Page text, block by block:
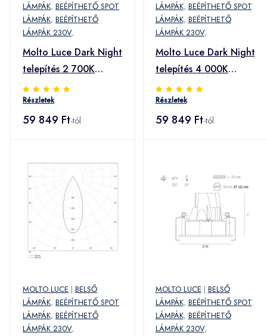
LÁMPÁK, BEÉPÍTHETŐ SPOT
LÁMPÁK, BEÉPÍTHETŐ
LÁMPÁK 230V,
Molto Luce Dark Night
telepítés 2 700K
feh./fek.
Részletek
59 849 Ft-tól
LÁMPÁK, BEÉPÍTHETŐ SPOT
LÁMPÁK, BEÉPÍTHETŐ
LÁMPÁK 230V,
Molto Luce Dark Night
telepítés 4 000K
feh./fek.
Részletek
59 849 Ft-tól
MOLTO LUCE | BELSŐ
LÁMPÁK, BEÉPÍTHETŐ SPOT
LÁMPÁK, BEÉPÍTHETŐ
LÁMPÁK 230V,
MOLTO LUCE | BELSŐ
LÁMPÁK, BEÉPÍTHETŐ SPOT
LÁMPÁK, BEÉPÍTHETŐ
LÁMPÁK 230V,